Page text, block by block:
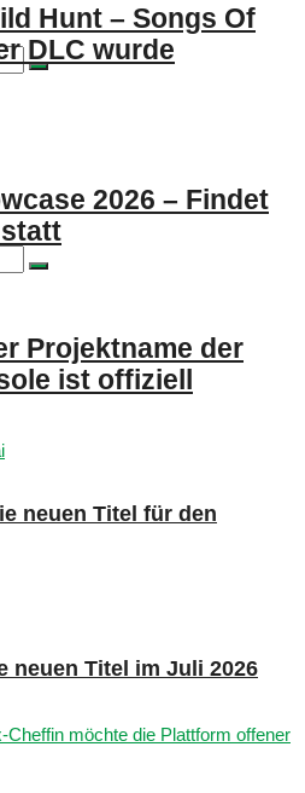
Hunt – Songs Of
DLC wurde
2026 – Findet
statt
Projektname der
ist offiziell
neuen Titel für den
neuen Titel im Juli 2026